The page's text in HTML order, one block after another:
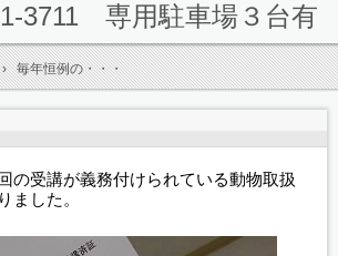
3711 専用駐車場３台有
› 毎年恒例の・・・
の受講が義務付けられている動物取扱
ました。